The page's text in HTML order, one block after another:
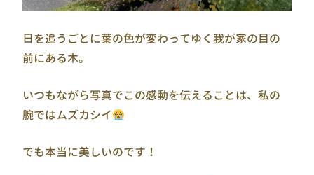
日を追うごとに葉の色が変わってゆく我が家の目の
前にある木。
いつもながら写真でこの感動を伝えることは、私の
腕ではムズカシイ
でも本当に美しいのです！